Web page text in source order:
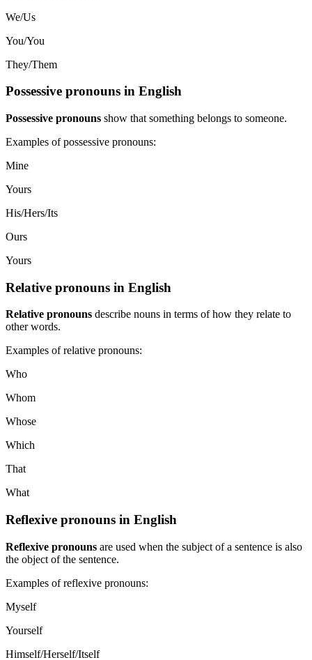
We/Us
You/You
They/Them
Possessive pronouns in English
Possessive pronouns show that something belongs to someone.
Examples of possessive pronouns:
Mine
Yours
His/Hers/Its
Ours
Yours
Relative pronouns in English
Relative pronouns describe nouns in terms of how they relate to
other words.
Examples of relative pronouns:
Who
Whom
Whose
Which
That
What
Reflexive pronouns in English
Reflexive pronouns are used when the subject of a sentence is also
the object of the sentence.
Examples of reflexive pronouns:
Myself
Yourself
Himself/Herself/Itself